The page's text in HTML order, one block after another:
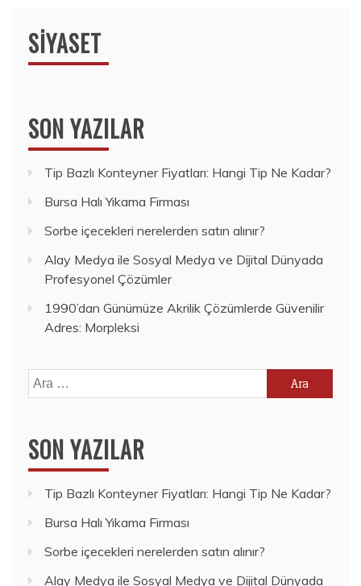
SIYASET
SON YAZILAR
Tip Bazlı Konteyner Fiyatları: Hangi Tip Ne Kadar?
Bursa Halı Yıkama Firması
Sorbe içecekleri nerelerden satın alınır?
Alay Medya ile Sosyal Medya ve Dijital Dünyada
Profesyonel Çözümler
1990’dan Günümüze Akrilik Çözümlerde Güvenilir
Adres: Morpleksi
Arama:
SON YAZILAR
Tip Bazlı Konteyner Fiyatları: Hangi Tip Ne Kadar?
Bursa Halı Yıkama Firması
Sorbe içecekleri nerelerden satın alınır?
Alay Medya ile Sosyal Medya ve Dijital Dünyada